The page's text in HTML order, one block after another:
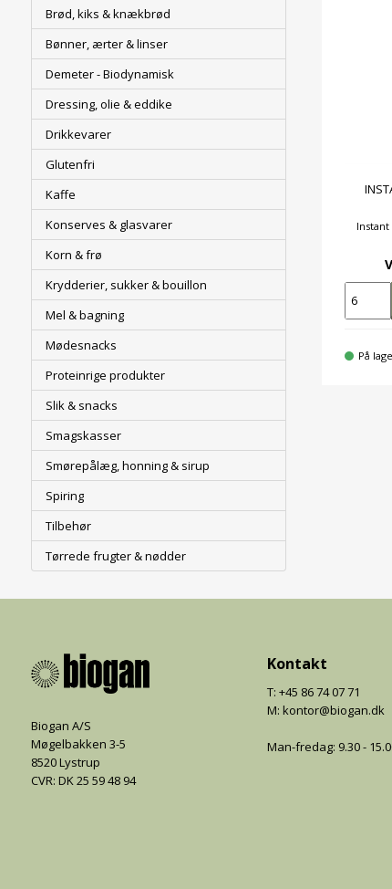
Brød, kiks & knækbrød
Bønner, ærter & linser
Demeter - Biodynamisk
Dressing, olie & eddike
Drikkevarer
Glutenfri
Kaffe
Konserves & glasvarer
Korn & frø
Krydderier, sukker & bouillon
Mel & bagning
Mødesnacks
Proteinrige produkter
Slik & snacks
Smagskasser
Smørepålæg, honning & sirup
Spiring
Tilbehør
Tørrede frugter & nødder
På
Biogan A/S
Møgelbakken 3-5
8520 Lystrup
CVR: DK 25 59 48 94
Kontakt
T: +45 86 74 07 71
M: kontor@biogan.dk
Man-fredag: 9.30 -